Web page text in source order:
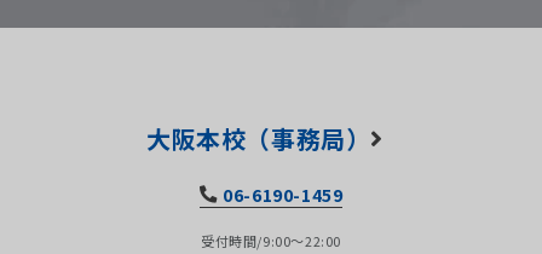
大阪本校（事務局）
06-6190-1459
受付時間/9:00～22:00